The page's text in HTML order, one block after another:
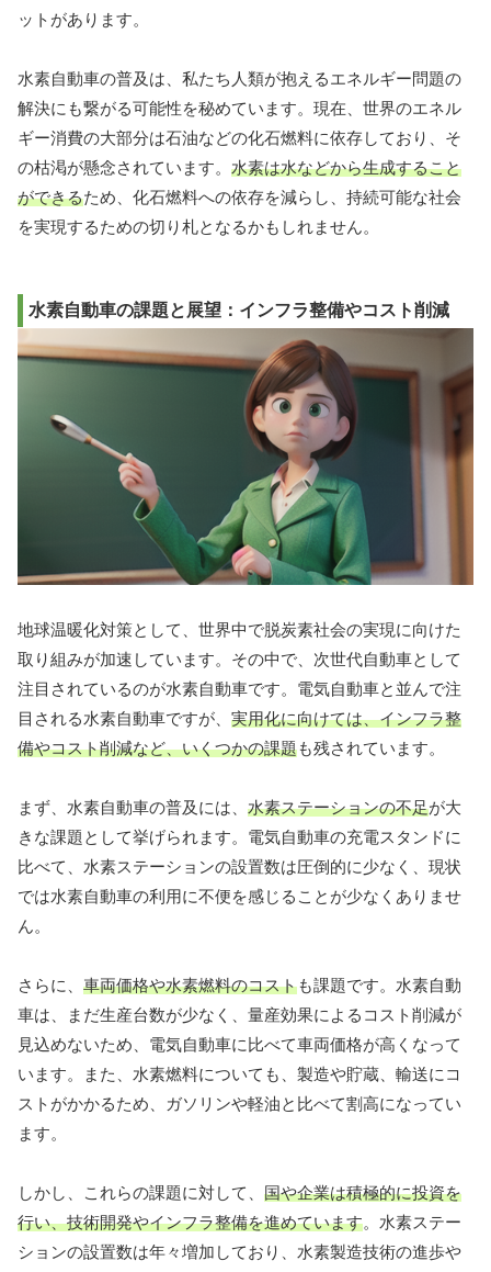
ットがあります。
水素自動車の普及は、私たち人類が抱えるエネルギー問題の
解決にも繋がる可能性を秘めています。現在、世界のエネル
ギー消費の大部分は石油などの化石燃料に依存しており、そ
の枯渇が懸念されています。 水素は水などから生成すること
ができるため、化石燃料への依存を減らし、持続可能な社会
を実現するための切り札となるかもしれません。
水素自動車の課題と展望：インフラ整備やコスト削減
地球温暖化対策として、世界中で脱炭素社会の実現に向けた
取り組みが加速しています。その中で、次世代自動車として
注目されているのが水素自動車です。電気自動車と並んで注
目される水素自動車ですが、 実用化に向けては、インフラ整
備やコスト削減など、いくつかの課題も残されています。
まず、水素自動車の普及には、 水素ステーションの不足が大
きな課題として挙げられます。電気自動車の充電スタンドに
比べて、水素ステーションの設置数は圧倒的に少なく、現状
では水素自動車の利用に不便を感じることが少なくありませ
ん。
さらに、 車両価格や水素燃料のコストも課題です。水素自動
車は、まだ生産台数が少なく、量産効果によるコスト削減が
見込めないため、電気自動車に比べて車両価格が高くなって
います。また、水素燃料についても、製造や貯蔵、輸送にコ
ストがかかるため、ガソリンや軽油と比べて割高になってい
ます。
しかし、これらの課題に対して、 国や企業は積極的に投資を
行い、技術開発やインフラ整備を進めています。水素ステー
ションの設置数は年々増加しており、水素製造技術の進歩や